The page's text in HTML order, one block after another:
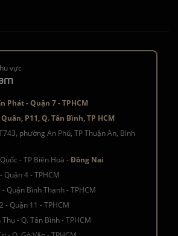
vực
Phát - Quận 7 - TPHCM
P11, Q. Tân Bình, TP HCM
phường An Phú, TP Thuận An, Bình
- TP Biên Hoà -Đồng Nai
Quận 4 - TPHCM
Quận Bình Thạnh - TPHCM
- Quận 11 - TPHCM
- Q. Tân Bình - TPHCM